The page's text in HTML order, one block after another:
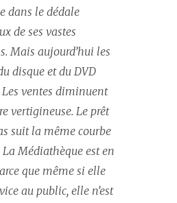
dans le dédale
de ses vastes
Mais aujourd’hui les
disque et du DVD
ventes diminuent
vertigineuse. Le prêt
suit la même courbe
Médiathèque est en
que même si elle
au public, elle n’est